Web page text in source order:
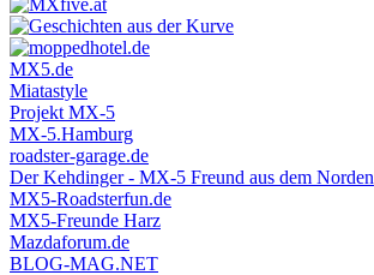
MX5.de
Miatastyle
Projekt MX-5
MX-5.Hamburg
roadster-garage.de
Der Kehdinger - MX-5 Freund aus dem Norden
MX5-Roadsterfun.de
MX5-Freunde Harz
Mazdaforum.de
BLOG-MAG.NET